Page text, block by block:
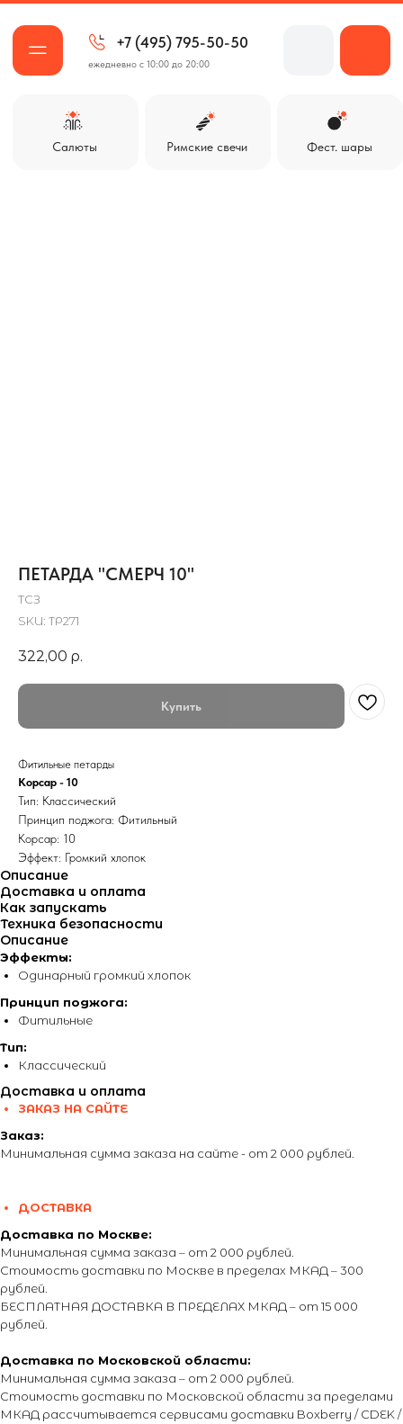
ежедневно с 10:00 до 20:00
ПЕТАРДА "СМЕРЧ 10"
ТСЗ
SKU: ТР271
322,00 р.
Купить
Фитильные петарды
Корсар - 10
Тип: Классический
Принцип поджога: Фитильный
Корсар: 10
Эффект: Громкий хлопок
Описание
Доставка и оплата
Как запускать
Техника безопасности
Описание
Эффекты:
Одинарный громкий хлопок
Принцип поджога:
Фитильные
Тип:
Классический
Доставка и оплата
ЗАКАЗ НА САЙТЕ
Заказ:
Минимальная сумма заказа на сайте - от 2 000 рублей.
ДОСТАВКА
Доставка по Москве:
Минимальная сумма заказа – от 2 000 рублей.
Стоимость доставки по Москве в пределах МКАД – 300
рублей.
БЕСПЛАТНАЯ ДОСТАВКА В ПРЕДЕЛАХ МКАД – от 15 000
рублей.
Доставка по Московской области:
Минимальная сумма заказа – от 2 000 рублей.
Стоимость доставки по Московской области за пределами
МКАД рассчитывается сервисами доставки Boxberry / CDEK /